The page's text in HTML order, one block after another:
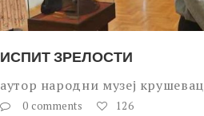
ИСПИТ ЗРЕЛОСТИ
аутор народни музеј крушевац
0 comments 126